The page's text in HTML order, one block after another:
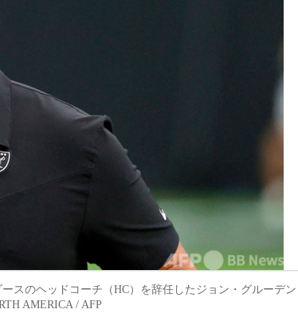
スのヘッドコーチ（HC）を辞任したジョン・グルーデン
AMERICA / AFP